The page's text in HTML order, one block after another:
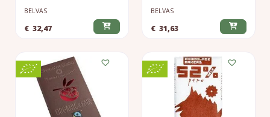
BELVAS
€ 32,47
BELVAS
€ 31,63